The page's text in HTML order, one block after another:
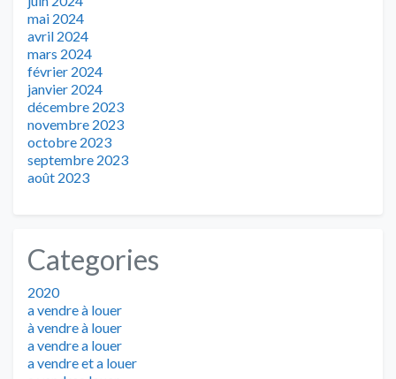
mai 2024
avril 2024
mars 2024
février 2024
janvier 2024
décembre 2023
novembre 2023
octobre 2023
septembre 2023
août 2023
Categories
2020
a vendre à louer
à vendre à louer
a vendre a louer
a vendre et a louer